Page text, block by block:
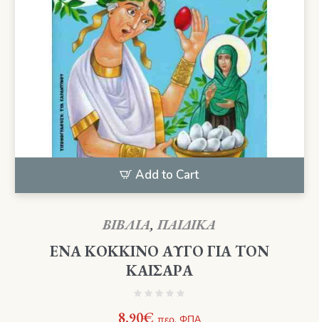
Add to Cart
ΒΙΒΛΙΑ,ΠΑΙΔΙΚΑ
ΕΝΑ ΚΟΚΚΙΝΟ ΑΥΓΟ ΓΙΑ ΤΟΝ
ΚΑΙΣΑΡΑ
8,90€